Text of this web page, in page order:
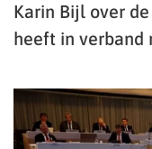
Karin Bijl over
heeft in verband